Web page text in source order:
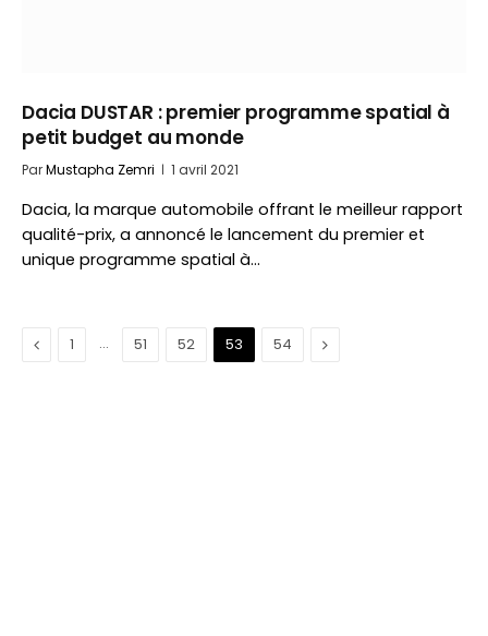
Dacia DUSTAR : premier programme spatial à
petit budget au monde
ParMustapha Zemri 1 avril 2021
Dacia, la marque automobile offrant le meilleur rapport
qualité-prix, a annoncé le lancement du premier et
unique programme spatial à…
Précédent
1 … 51 52 53 54 Suivant